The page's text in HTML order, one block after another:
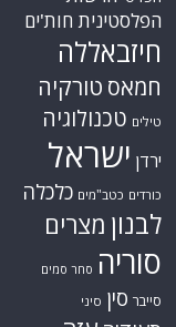
הפלסטינית חות'ים
חיזבאללה
חמאס טורקיה
טילים טכנולוגיה
ירדן ישראל
כורדים כטב"מים כלכלה
לבנון מצרים
סוריה סחר סמים
סייבר סין סיני